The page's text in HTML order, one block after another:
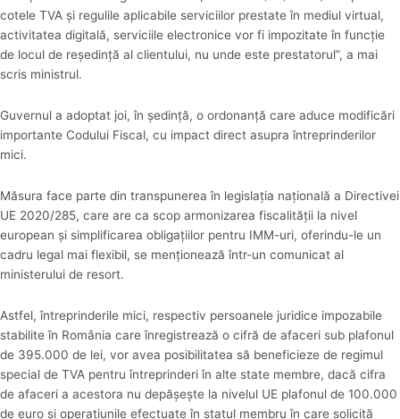
cotele TVA şi regulile aplicabile serviciilor prestate în mediul virtual,
activitatea digitală, serviciile electronice vor fi impozitate în funcţie
de locul de reşedinţă al clientului, nu unde este prestatorul”, a mai
scris ministrul.
Guvernul a adoptat joi, în şedinţă, o ordonanţă care aduce modificări
importante Codului Fiscal, cu impact direct asupra întreprinderilor
mici.
Măsura face parte din transpunerea în legislaţia naţională a Directivei
UE 2020/285, care are ca scop armonizarea fiscalităţii la nivel
european şi simplificarea obligaţiilor pentru IMM-uri, oferindu-le un
cadru legal mai flexibil, se menţionează într-un comunicat al
ministerului de resort.
Astfel, întreprinderile mici, respectiv persoanele juridice impozabile
stabilite în România care înregistrează o cifră de afaceri sub plafonul
de 395.000 de lei, vor avea posibilitatea să beneficieze de regimul
special de TVA pentru întreprinderi în alte state membre, dacă cifra
de afaceri a acestora nu depăşeşte la nivelul UE plafonul de 100.000
de euro şi operaţiunile efectuate în statul membru în care solicită